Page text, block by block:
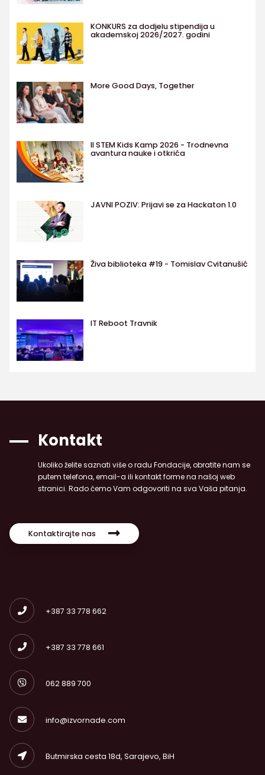
KONKURS za dodjelu stipendija u
akademskoj 2026/2027. godini
More Good Days, Together
II STEM Kids Kamp 2026 - Trodnevna
avantura nauke i otkrića
JAVNI POZIV: Prijavi se za Hackaton 1.0
Živa biblioteka #19 - Tomislav Cvitanušić
IT Reboot Travnik
Kontakt
Ukoliko želite saznati više o radu Fondacije, obratite nam se
putem telefona, email-a ili kontakt forme na našoj web
stranici. Rado ćemo Vam odgovoriti na sva Vaša pitanja.
Kontaktirajte nas
+387 33 778 662
+387 33 778 661
062 889 700
info@izvornade.com
Butmirska cesta 18d, Sarajevo, BiH